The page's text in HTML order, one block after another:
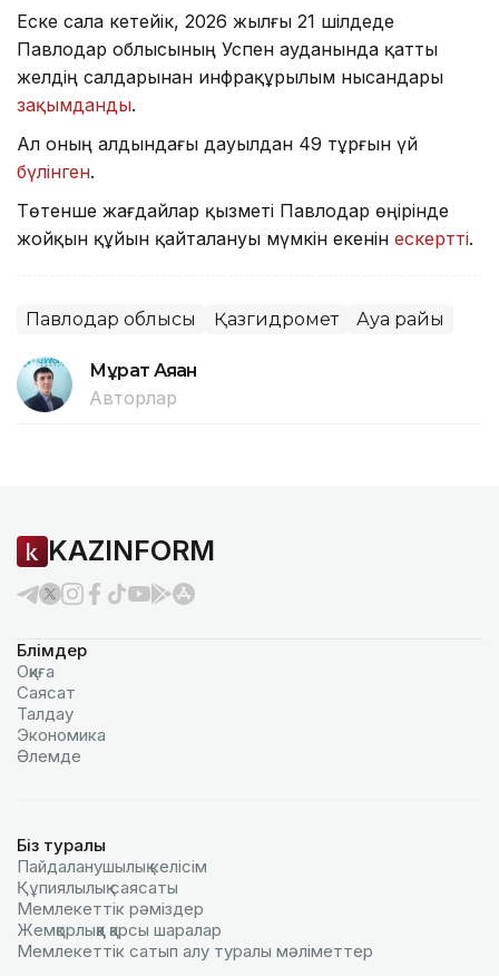
Еске сала кетейік, 2026 жылғы 21 шілдеде
Павлодар облысының Успен ауданында қатты
желдің салдарынан инфрақұрылым нысандары
зақымданды.
Ал оның алдындағы дауылдан 49 тұрғын үй
бүлінген.
Төтенше жағдайлар қызметі Павлодар өңірінде
жойқын құйын қайталануы мүмкін екенін ескертті.
Павлодар облысы Қазгидромет Ауа райы
Мұрат Аяған
Авторлар
KAZINFORM
Бөлімдер
Оқиға
Саясат
Талдау
Экономика
Әлемде
Біз туралы
Пайдаланушылық келiciм
Құпиялылық саясаты
Мемлекеттік рәміздер
Жемқорлыққа қарсы шаралар
Мемлекеттік сатып алу туралы мәлiметтер